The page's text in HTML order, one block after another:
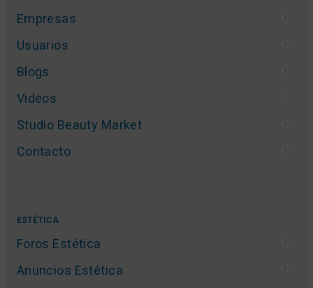
Empresas
Usuarios
Blogs
Videos
Studio Beauty Market
Contacto
ESTÉTICA
Foros Estética
Anuncios Estética